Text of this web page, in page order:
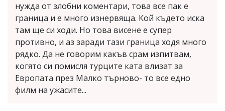
нужда от злобни коментари, това все пак е
граница и е много изнервяща. Кой където иска
там ще си ходи. Но това висене е супер
противно, и аз заради тази граница ходя много
рядко. Да не говорим какъв срам изпитвам,
когято си помисля турците ката влизат за
Европата през Малко търново- то все едно
филм на ужасите...